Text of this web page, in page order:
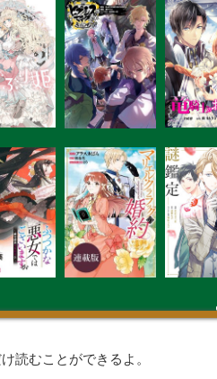
読むことができるよ。